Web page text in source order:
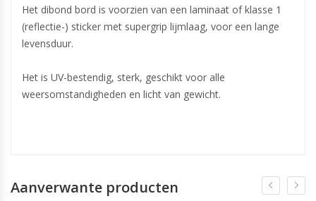
Het dibond bord is voorzien van een laminaat of klasse 1
(reflectie-) sticker met supergrip lijmlaag, voor een lange
levensduur.
Het is UV-bestendig, sterk, geschikt voor alle
weersomstandigheden en licht van gewicht.
Aanverwante producten